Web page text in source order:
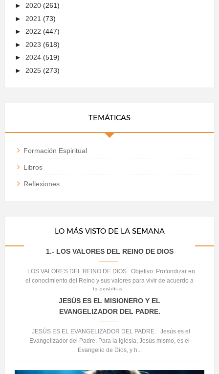
► 2020 (261)
► 2021 (73)
► 2022 (447)
► 2023 (618)
► 2024 (519)
► 2025 (273)
TEMÁTICAS
Formación Espiritual
Libros
Reflexiones
LO MÁS VISTO DE LA SEMANA
1.- LOS VALORES DEL REINO DE DIOS
LOS VALORES DEL REINO DE DIOS Objetivo: Profundizar en
el conocimiento del Reino y sus valores para vivir de acuerdo a
la espiritua...
JESÚS ES EL MISIONERO Y EL
EVANGELIZADOR DEL PADRE.
JESÚS ES EL EVANGELIZADOR DEL PADRE. Jesús es el
Evangelizador del Padre. Para la Iglesia, Jesús mismo, es el
Evangelio de Dios, y h...